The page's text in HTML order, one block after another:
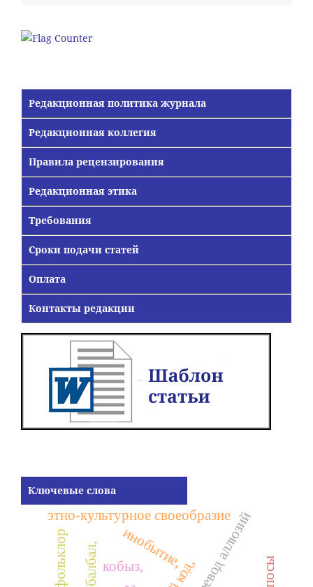
Редакционная политика журнала
Редакционная коллегия
Правила рецензирования
Редакционная этика
Требования
Сроки подачи статей
Оплата
Контакты редакции
Ключевые слова
кобыз,
балбал, инобытие, перевод аллюзий
этно-культурное своеобразие